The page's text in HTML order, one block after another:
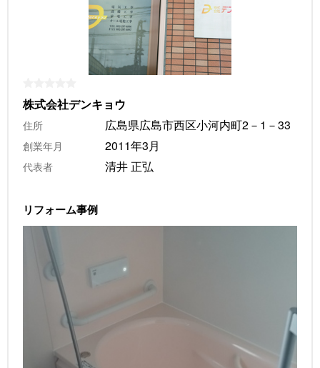
株式会社デンキョウ
住所 広島県広島市西区小河内町2－1－33
創業年月 2011年3月
代表者 清井 正弘
リフォーム事例